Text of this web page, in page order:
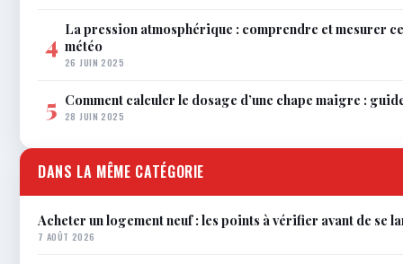
4 La pression atmosphérique : comprendre et mesurer
météo
26 JUIN 2025
5 Comment calculer le dosage d’une chape maigre :
28 JUIN 2025
DANS LA MÊME CATÉGORIE
Acheter un logement neuf : les points à vérifier avant de se
7 AOÛT 2026